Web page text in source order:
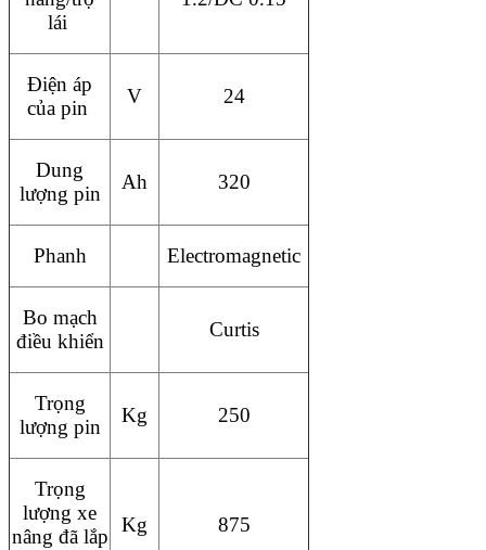
lái
Điện áp
của pin
V 24
Dung
lượng pin
Ah 320
Phanh Electromagnetic
Bo mạch
điều khiển
Curtis
Trọng
lượng pin
Kg 250
Trọng
lượng xe
nâng đã lắp
Kg 875